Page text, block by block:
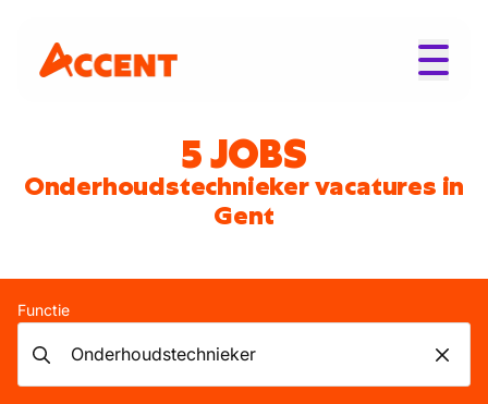
5 JOBS
Onderhoudstechnieker vacatures in
Gent
Functie